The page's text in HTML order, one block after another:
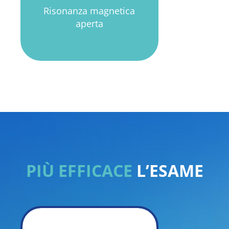
Risonanza magnetica
aperta
PIÙ EFFICACE L’ESAME